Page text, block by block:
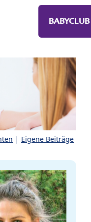
BABYCLUB
| Eigene Beiträge